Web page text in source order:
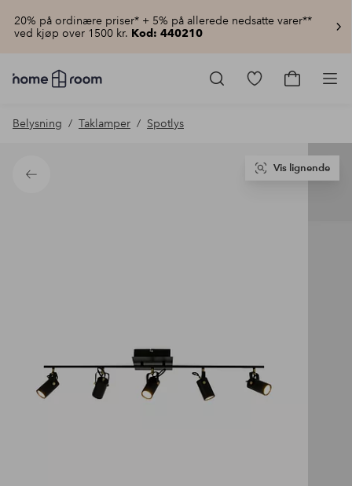
20% på ordinære priser* + 5% på allerede nedsatte varer**
ved kjøp over 1500 kr. Kod: 440210
Homeroom
–
hjemmet
pris
Gå
Gå
Belysning Taklamper Spotlys
Tilbake
Vis lignende